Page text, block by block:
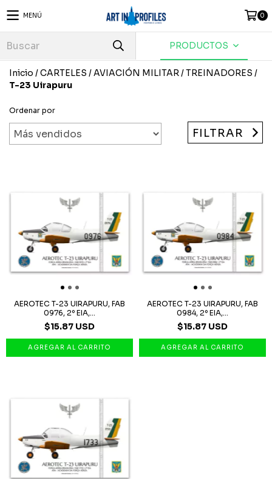
MENÚ 0
PRODUCTOS
Inicio /CARTELES /AVIACIÓN MILITAR/TREINADORES /
T-23 Uirapuru
Ordenar por
FILTRAR
AEROTEC T-23 UIRAPURU, FAB
0976, 2º EIA,...
$15.87 USD
AEROTEC T-23 UIRAPURU, FAB
0984, 2º EIA,...
$15.87 USD